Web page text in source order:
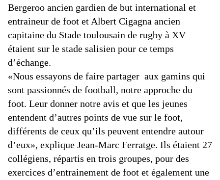
Bergeroo ancien gardien de but international et
entraineur de foot et Albert Cigagna ancien
capitaine du Stade toulousain de rugby à XV
étaient sur le stade salisien pour ce temps
d’échange.
«Nous essayons de faire partager aux gamins qui
sont passionnés de football, notre approche du
foot. Leur donner notre avis et que les jeunes
entendent d’autres points de vue sur le foot,
différents de ceux qu’ils peuvent entendre autour
d’eux», explique Jean-Marc Ferratge. Ils étaient 27
collégiens, répartis en trois groupes, pour des
exercices d’entrainement de foot et également une